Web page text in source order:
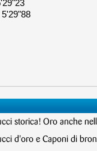
storica! Oro anche
d'oro e Caponi di